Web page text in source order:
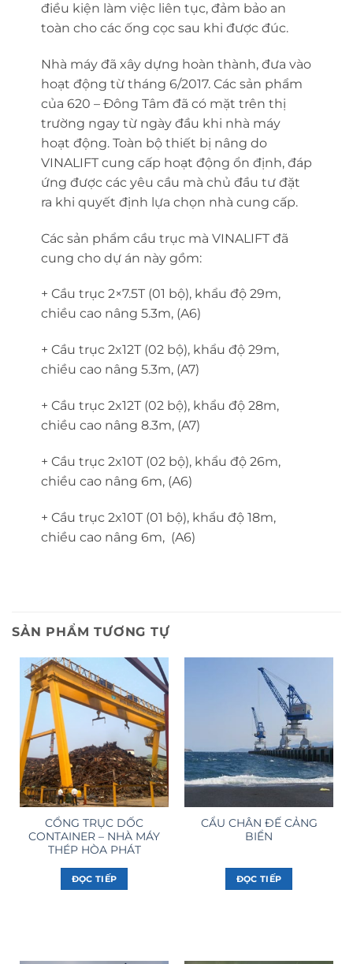
điều kiện làm việc liên tục, đảm bảo an
toàn cho các ống cọc sau khi được đúc.
Nhà máy đã xây dựng hoàn thành, đưa vào
hoạt động từ tháng 6/2017. Các sản phẩm
của 620 – Đông Tâm đã có mặt trên thị
trường ngay từ ngày đầu khi nhà máy
hoạt động. Toàn bộ thiết bị nâng do
VINALIFT cung cấp hoạt động ổn định, đáp
ứng được các yêu cầu mà chủ đầu tư đặt
ra khi quyết định lựa chọn nhà cung cấp.
Các sản phẩm cầu trục mà VINALIFT đã
cung cho dự án này gồm:
+ Cầu trục 2×7.5T (01 bộ), khẩu độ 29m,
chiều cao nâng 5.3m, (A6)
+ Cầu trục 2x12T (02 bộ), khẩu độ 29m,
chiều cao nâng 5.3m, (A7)
+ Cầu trục 2x12T (02 bộ), khẩu độ 28m,
chiều cao nâng 8.3m, (A7)
+ Cầu trục 2x10T (02 bộ), khẩu độ 26m,
chiều cao nâng 6m, (A6)
+ Cầu trục 2x10T (01 bộ), khẩu độ 18m,
chiều cao nâng 6m, (A6)
SẢN PHẨM TƯƠNG TỰ
CỔNG TRỤC DỐC
CONTAINER – NHÀ MÁY
THÉP HÒA PHÁT
ĐỌC TIẾP
CẨU CHÂN ĐẾ CẢNG
BIỂN
ĐỌC TIẾP